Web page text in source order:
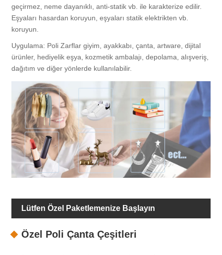
geçirmez, neme dayanıklı, anti-statik vb. ile karakterize edilir.
Eşyaları hasardan koruyun, eşyaları statik elektrikten vb.
koruyun.
Uygulama: Poli Zarflar giyim, ayakkabı, çanta, artware, dijital
ürünler, hediyelik eşya, kozmetik ambalajı, depolama, alışveriş,
dağıtım ve diğer yönlerde kullanılabilir.
Lütfen Özel Paketlemenize Başlayın
Özel Poli Çanta Çeşitleri